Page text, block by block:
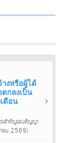
งหรือผู้ได้
กลงเป็น
ดือน
ระสำคัญของสัญญา
นายน 2569)